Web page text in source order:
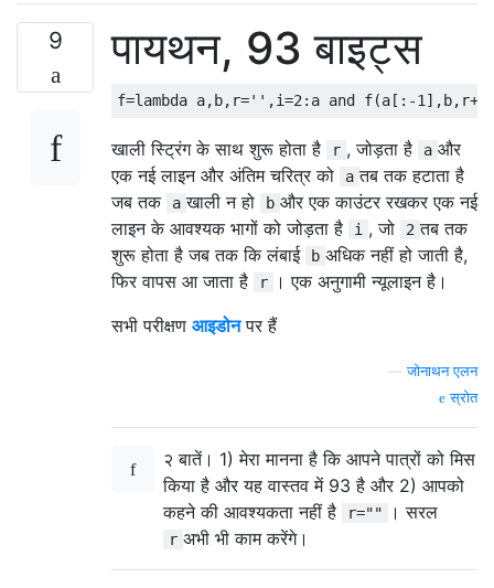
9 पायथन, 93 बाइट्स
f=lambda a, b, r='' ,i=2 : a and f(a [:-1 ], b, r+
खाली स्ट्रिंग के साथ शुरू होता है r , जोड़ता है a और
एक नई लाइन और अंतिम चरित्र को
a तब तक हटाता है
जब तक
a खाली न हो b और एक काउंटर रखकर एक नई
लाइन के आवश्यक भागों को जोड़ता है
i , जो 2 तब तक
शुरू होता है जब तक कि लंबाई
b अधिक नहीं हो जाती है,
फिर वापस आ जाता है
r
। एक अनुगामी न्यूलाइन है।
सभी परीक्षण आइडोनपर हैं
—जोनाथन एलन
स्रोत
२ बातें। 1) मेरा मानना ​​है कि आपने पात्रों को मिस
किया है और यह वास्तव में 93 है और 2) आपको
कहने की आवश्यकता नहीं है
r="" । सरल
r अभी भी काम करेंगे।